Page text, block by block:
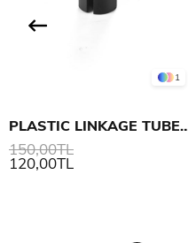
1
PLASTIC
120,00TL
150,00TL